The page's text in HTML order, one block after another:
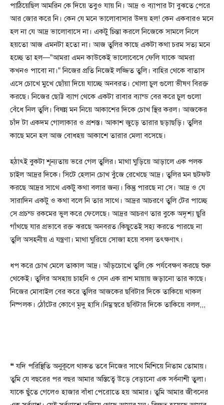
পাঠিয়েছিল আমরিন কে দিয়ে তবুও যায় নি। আদ্র ও ব্যাপার টা বুঝতে পেরে
আর জোর করে নি। কেন যে মনে ভালোবাসার উদয় হল! কেন একবারও মনে
হল না যে আদ্র ভালোবাসে না। একটু চিন্তা করলে নিজেকে সামলে নিলে
হয়তো আজ এমনটা হতো না। আজ তুলির কাছে একটা কথা চরম সত্য মনে
হচ্ছে তা হল—”আমরা এমন কাউকেই ভালোবেসে ফেলি যাকে আমরা
কখনও পাবো না।” নিজের প্রতি নিজেই লজ্জিত তুলি। বাহির থেকে বাতাস
এসে চোখে মুখে ছোঁয়া দিয়ে যাচ্ছে অনবরত। খোলা চুল গুলো ভীষণ বিরক্ত
করছে। নিজের ছোট্ট ব্যাগ থেকে একটা রাবার ব্যান্ড বের করে চুল গুলো
বেঁধে নিল তুলি। বিষন্ন মন নিয়ে আকাশের দিকে চোখ স্থির করল। আজকের
চাঁদ টা একদম গোলাকার ও প্রশস্ত। আকাশ জুড়ে তারার ছড়াছড়ি। তুলির
কাছে মনে হল আজ বোধহয় আকাশে তারার মেলা বসেছে।
হঠাৎই বুকটা শূন্যতায় ভরে গেল তুলির। মাথা ঘুড়িয়ে আড়ালে এক পলক
চাইল আদ্রর দিকে। সিটে হেলান চোখ বুঁজে রেখেছে আদ্র। তুলির মন ছটফট
করছে আদ্রর সাথে একটু কথা বলার জন্য। কিন্তু পারছে না সে। আদ্র ও যে
সারাদিন একটু ও কথা বলে নি তার সাথে। আদ্রর আচরণে তুলি টের পাচ্ছে
সে প্রচন্ড রকমের ভুল করে ফেলেছে। আদ্রর আচরণ তার বুকে অদৃশ্য ছুরি
গাঁথছে যার প্রভাবে রক্ত ঝরছে অনবরত।কিছুতেই সহ্য করতে পারছে না
তুলি অসহনীয় এ যন্ত্রণা। মাথা ঘুরিয়ে সোজা হয়ে বসল তৎক্ষণাৎ।
ধপ করে চোখ মেলে তাকাল আদ্র। আঁড়চোখে তুলি কে পর্যবেক্ষণ করছে শুরু
থেকেই। তুলির অসহায় চাহনি ও যেন এক রাশ মায়ায় জড়ানো তার কাছে।
নিজের মোবাইল বের করে তুলির আজকের ছবিটার দিকে তাকিয়ে থাকল
নিষ্পলক। ঠোঁটের কোণে মৃদু হাসি।নিম্নস্বরে ছবিটার দিকে তাকিয়ে বলল,,,
❝ যদি পরিস্থিতি অনুকূলে থাকত তবে নিজের সাথে মিশিয়ে নিতাম তোমায়।
তুমি যে বছরের পর বছর আমার অস্তিত্বে উড়ে বেড়ানো এক সর্বনাশী তুলা।
যাকে ছুঁতে গেলেও হাজার বাঁধা পেরোতে হয় আমার। তুমি আমার জীবনের